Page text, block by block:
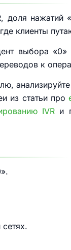
доля
клиенты
выбора
к
из статьи про
IVR и